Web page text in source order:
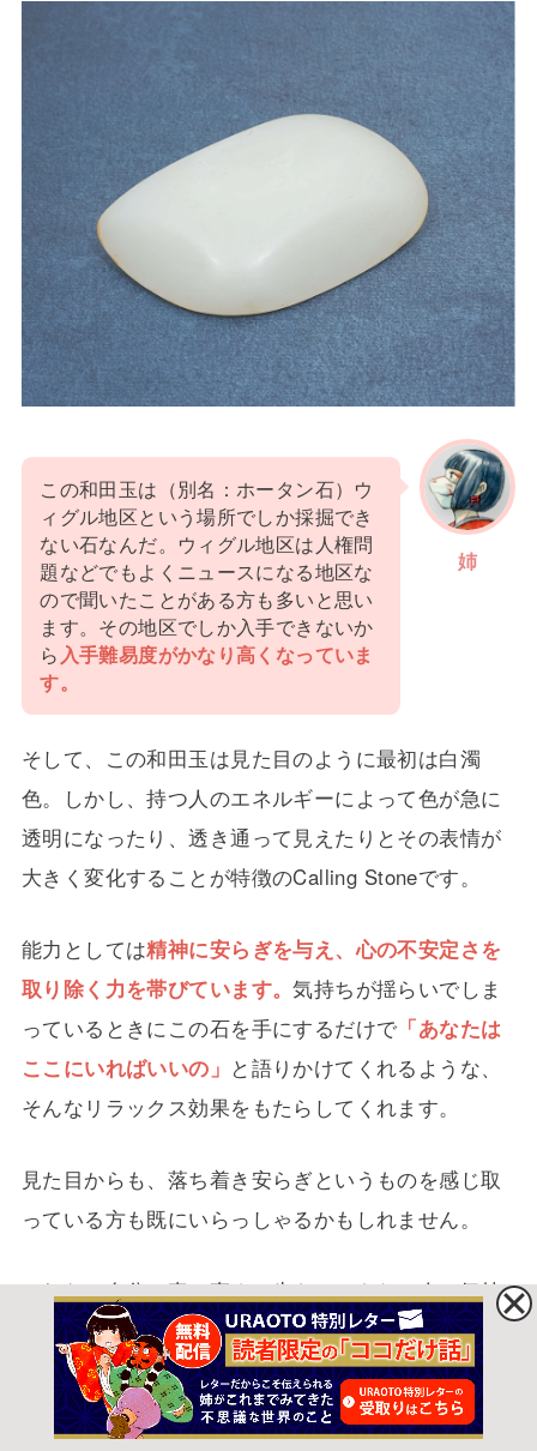
姉
この和田玉は（別名：ホータン石）ウ
ィグル地区という場所でしか採掘でき
ない石なんだ。ウィグル地区は人権問
題などでもよくニュースになる地区な
ので聞いたことがある方も多いと思い
ます。その地区でしか入手できないか
ら 入手難易度がかなり高くなっていま
す。
そして、この和田玉は見た目のように最初は白濁
色。しかし、持つ人のエネルギーによって色が急に
透明になったり、透き通って見えたりとその表情が
大きく変化することが特徴のCalling Stoneです。
能力としては精神に安らぎを与え、心の不安定さを
取り除く力を帯びています。気持ちが揺らいでしま
っているときにこの石を手にするだけで 「あなたは
ここにいればいいの」 と語りかけてくれるような、
そんなリラックス効果をもたらしてくれます。
見た目からも、落ち着き安らぎというものを感じ取
っている方も既にいらっしゃるかもしれません。
ぶれない自分で真っ直ぐに生きていきたい人、気持
ちを安定させて次のステップへと進みたい人にうっ
てつけです。